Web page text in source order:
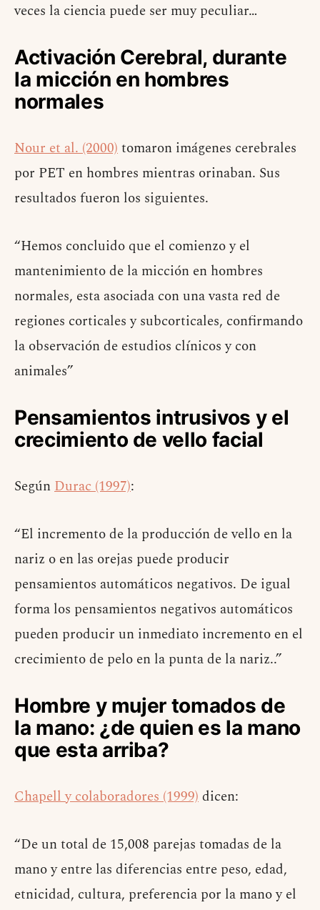
veces la ciencia puede ser muy peculiar…
Activación Cerebral, durante
la micción en hombres
normales
Nour et al. (2000)tomaron imágenes cerebrales
por PET en hombres mientras orinaban. Sus
resultados fueron los siguientes.
“Hemos concluido que el comienzo y el
mantenimiento de la micción en hombres
normales, esta asociada con una vasta red de
regiones corticales y subcorticales, confirmando
la observación de estudios clínicos y con
animales”
Pensamientos intrusivos y el
crecimiento de vello facial
SegúnDurac (1997):
“El incremento de la producción de vello en la
nariz o en las orejas puede producir
pensamientos automáticos negativos. De igual
forma los pensamientos negativos automáticos
pueden producir un inmediato incremento en el
crecimiento de pelo en la punta de la nariz..”
Hombre y mujer tomados de
la mano: ¿de quien es la mano
que esta arriba?
Chapell y colaboradores (1999)dicen:
“De un total de 15,008 parejas tomadas de la
mano y entre las diferencias entre peso, edad,
etnicidad, cultura, preferencia por la mano y el